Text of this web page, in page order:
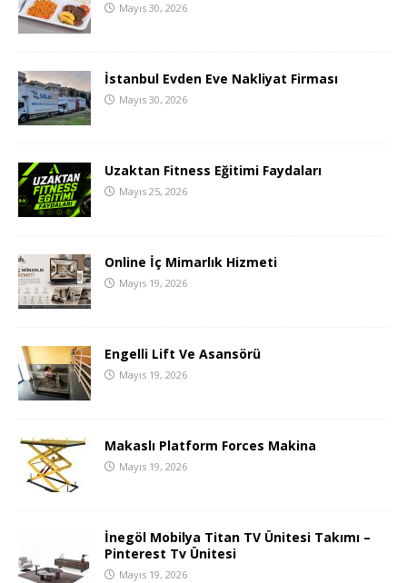
Mayıs 30, 2026
İstanbul Evden Eve Nakliyat Firması
Mayıs 30, 2026
Uzaktan Fitness Eğitimi Faydaları
Mayıs 25, 2026
Online İç Mimarlık Hizmeti
Mayıs 19, 2026
Engelli Lift Ve Asansörü
Mayıs 19, 2026
Makaslı Platform Forces Makina
Mayıs 19, 2026
İnegöl Mobilya Titan TV Ünitesi Takımı –
Pinterest Tv Ünitesi
Mayıs 19, 2026